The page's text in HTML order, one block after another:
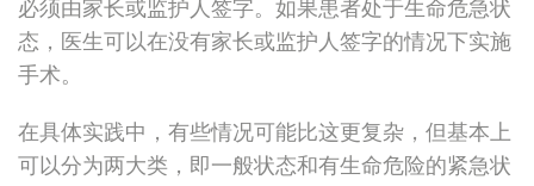
必须由家长或监护人签字。如果患者处于生命危急状
态，医生可以在没有家长或监护人签字的情况下实施
手术。
在具体实践中，有些情况可能比这更复杂，但基本上
可以分为两大类，即一般状态和有生命危险的紧急状